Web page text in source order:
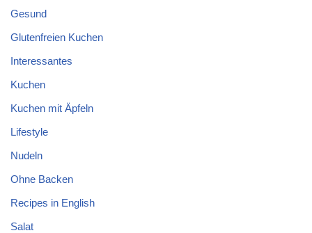
Gesund
Glutenfreien Kuchen
Interessantes
Kuchen
Kuchen mit Äpfeln
Lifestyle
Nudeln
Ohne Backen
Recipes in English
Salat